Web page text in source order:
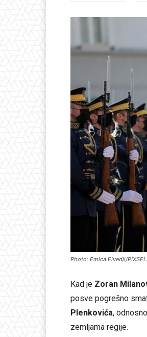
Photo: Emica Elvedji/
Kad je Zoran
posve pogrešno
Plenkovića,
zemljama regije.